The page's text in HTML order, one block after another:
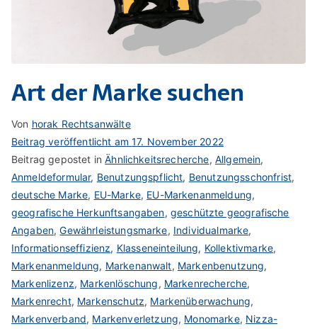
Art der Marke suchen
Von horak Rechtsanwälte
Beitrag veröffentlicht am17. November 2022
Beitrag gepostet inÄhnlichkeitsrecherche, Allgemein,
Anmeldeformular, Benutzungspflicht, Benutzungsschonfrist,
deutsche Marke, EU-Marke, EU-Markenanmeldung,
geografische Herkunftsangaben, geschützte geografische
Angaben,Gewährleistungsmarke, Individualmarke,
Informationseffizienz, Klasseneinteilung, Kollektivmarke,
Markenanmeldung, Markenanwalt, Markenbenutzung,
Markenlizenz, Markenlöschung, Markenrecherche,
Markenrecht, Markenschutz, Markenüberwachung,
Markenverband, Markenverletzung, Monomarke, Nizza-